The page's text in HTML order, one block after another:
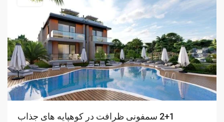
2+1 سمفونی ظرافت در کوهپایه های جذاب